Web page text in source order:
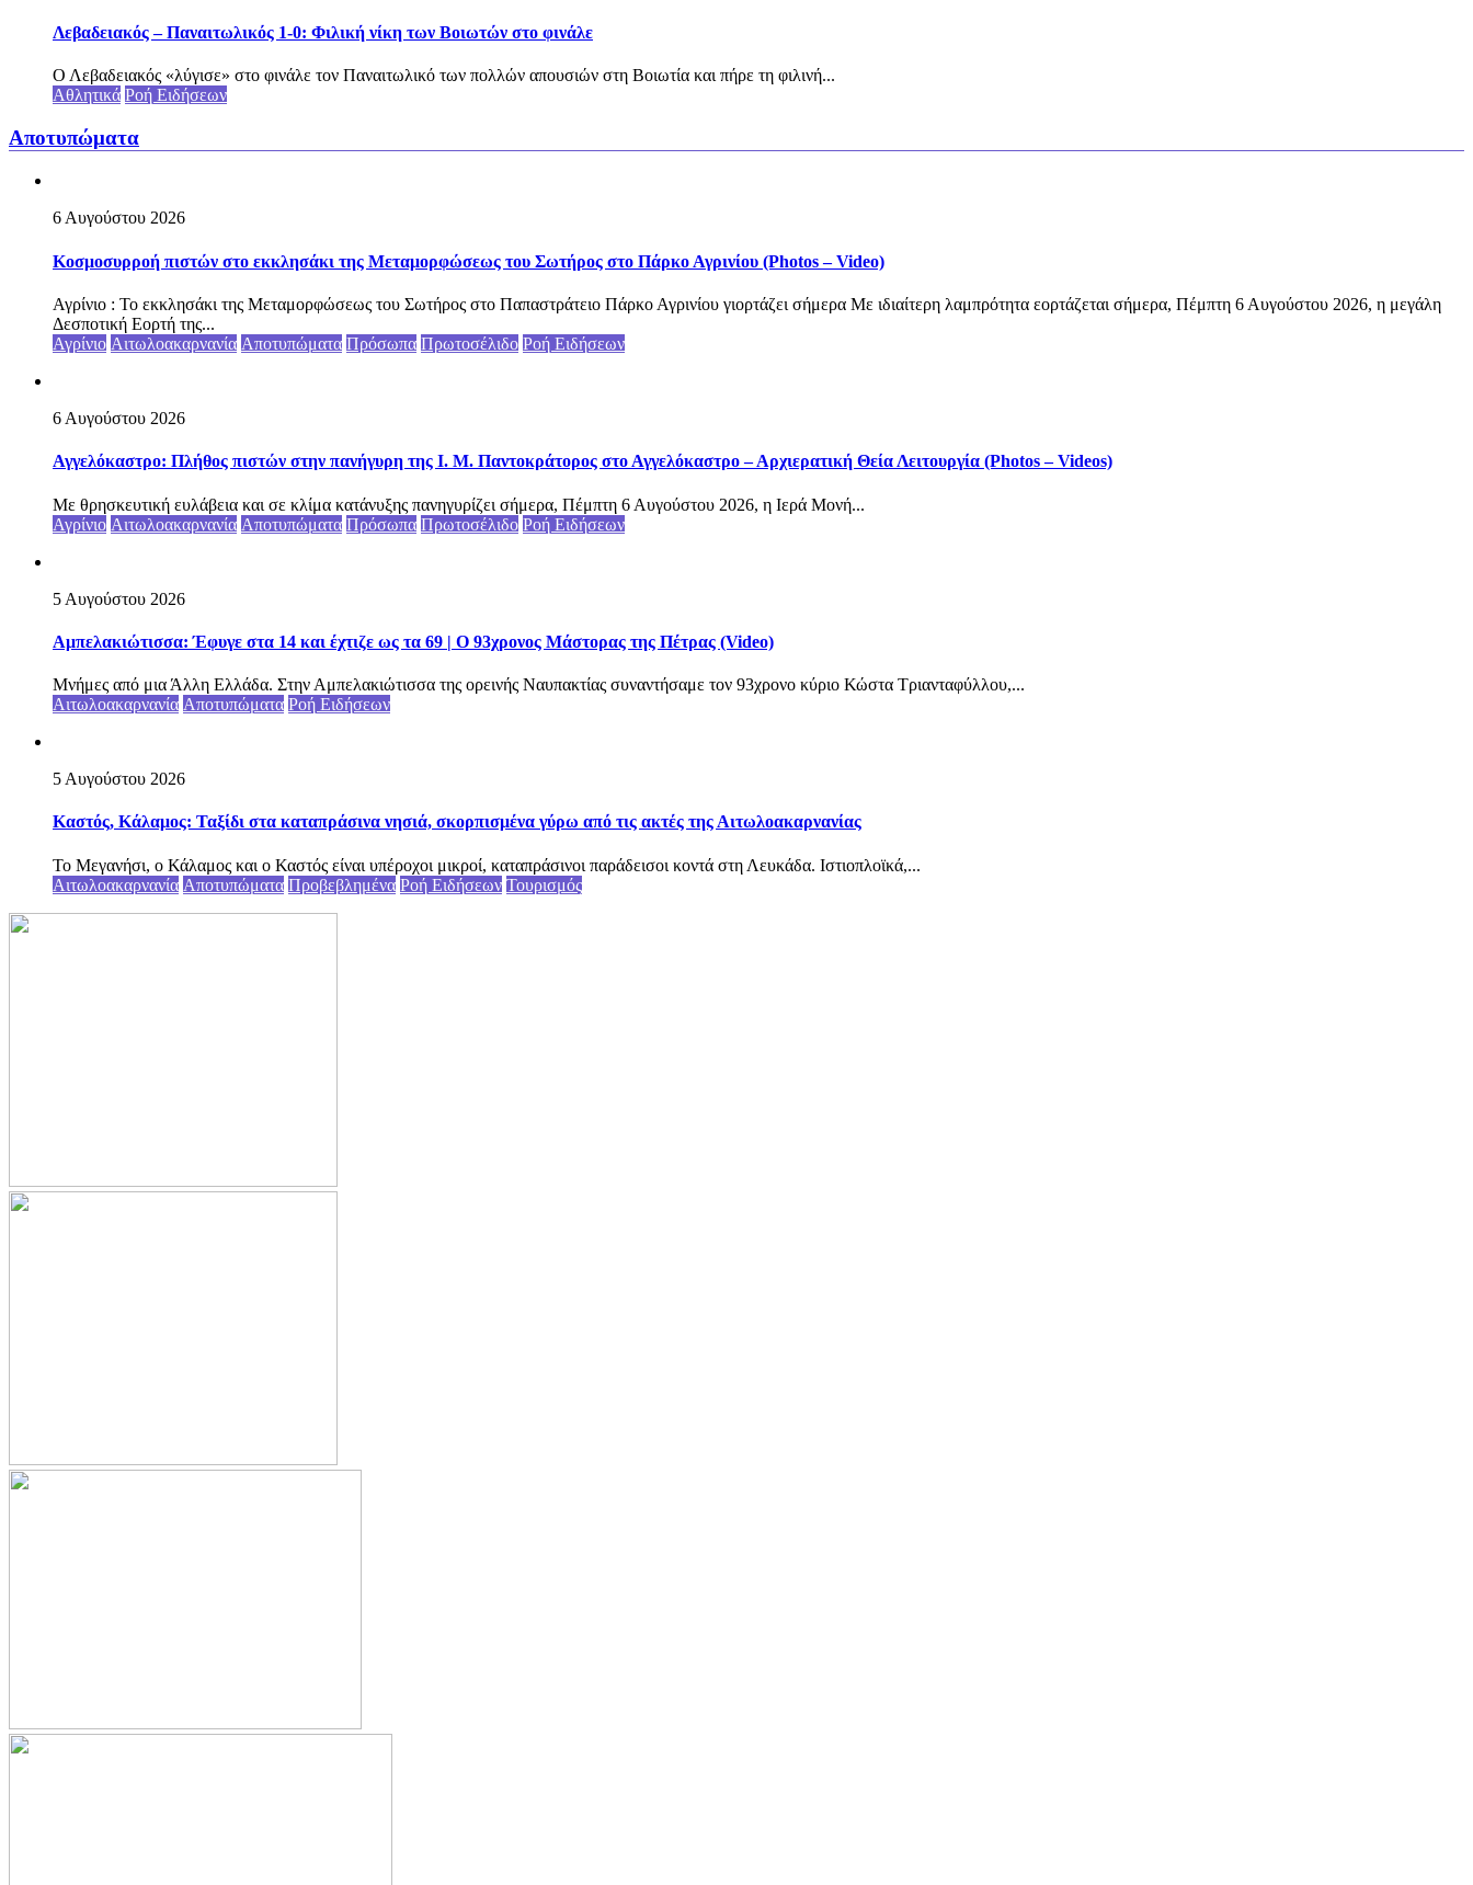
Λεβαδειακός – Παναιτωλικός 1-0: Φιλική νίκη των Βοιωτών στο φινάλε
Ο Λεβαδειακός «λύγισε» στο φινάλε τον Παναιτωλικό των πολλών απουσιών στη Βοιωτία και πήρε τη φιλινή...
Αθλητικά Ροή Ειδήσεων
Αποτυπώματα
6 Αυγούστου 2026
Κοσμοσυρροή πιστών στο εκκλησάκι της Μεταμορφώσεως του Σωτήρος στο Πάρκο Αγρινίου (Photos – Video)
Αγρίνιο : Το εκκλησάκι της Μεταμορφώσεως του Σωτήρος στο Παπαστράτειο Πάρκο Αγρινίου γιορτάζει σήμερα Με ιδιαίτερη λαμπρότητα εορτάζεται σήμερα, Πέμπτη 6 Αυγούστου 2026, η μεγάλη
Δεσποτική Εορτή της...
Αγρίνιο Αιτωλοακαρνανία Αποτυπώματα Πρόσωπα Πρωτοσέλιδο Ροή Ειδήσεων
6 Αυγούστου 2026
Αγγελόκαστρο: Πλήθος πιστών στην πανήγυρη της Ι. Μ. Παντοκράτορος στο Αγγελόκαστρο – Αρχιερατική Θεία Λειτουργία (Photos – Videos)
Με θρησκευτική ευλάβεια και σε κλίμα κατάνυξης πανηγυρίζει σήμερα, Πέμπτη 6 Αυγούστου 2026, η Ιερά Μονή...
Αγρίνιο Αιτωλοακαρνανία Αποτυπώματα Πρόσωπα Πρωτοσέλιδο Ροή Ειδήσεων
5 Αυγούστου 2026
Αμπελακιώτισσα: Έφυγε στα 14 και έχτιζε ως τα 69 | Ο 93χρονος Μάστορας της Πέτρας (Video)
Μνήμες από μια Άλλη Ελλάδα. Στην Αμπελακιώτισσα της ορεινής Ναυπακτίας συναντήσαμε τον 93χρονο κύριο Κώστα Τριανταφύλλου,...
Αιτωλοακαρνανία Αποτυπώματα Ροή Ειδήσεων
5 Αυγούστου 2026
Καστός, Κάλαμος: Ταξίδι στα καταπράσινα νησιά, σκορπισμένα γύρω από τις ακτές της Αιτωλοακαρνανίας
Το Μεγανήσι, ο Κάλαμος και ο Καστός είναι υπέροχοι μικροί, καταπράσινοι παράδεισοι κοντά στη Λευκάδα. Ιστιοπλοϊκά,...
Αιτωλοακαρνανία Αποτυπώματα Προβεβλημένα Ροή Ειδήσεων Τουρισμός